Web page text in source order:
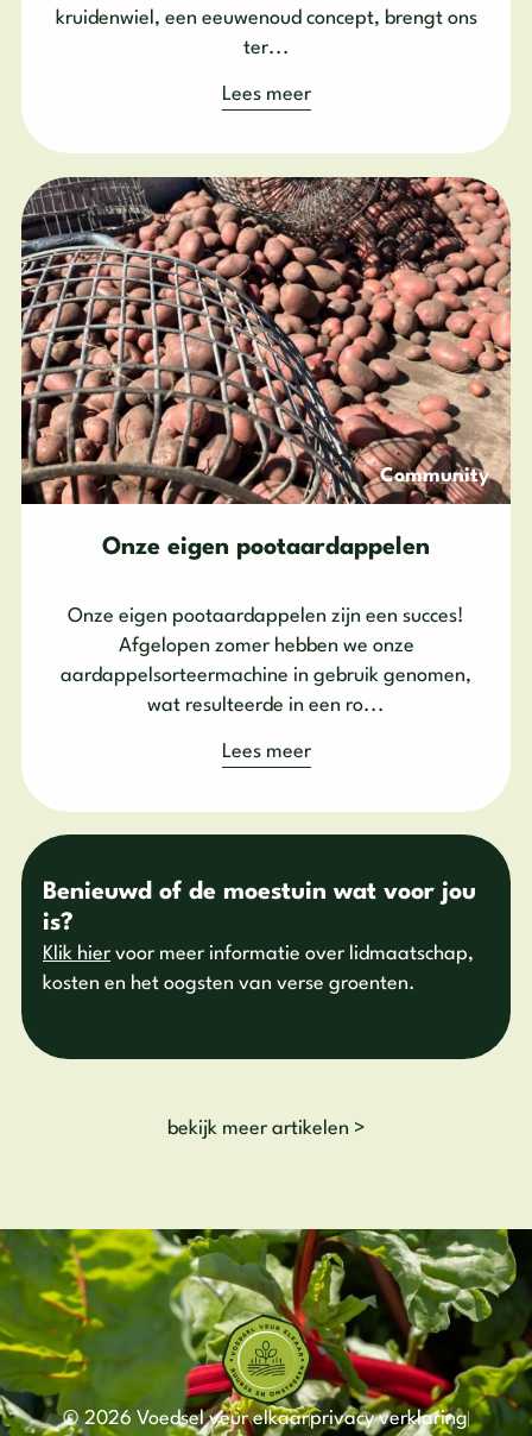
kruidenwiel, een eeuwenoud concept, brengt ons
ter...
Lees meer
Community
Onze eigen pootaardappelen
Onze eigen pootaardappelen zijn een succes!
Afgelopen zomer hebben we onze
aardappelsorteermachine in gebruik genomen,
wat resulteerde in een ro...
Lees meer
Benieuwd of de moestuin wat voor jou
is?
Klik hier voor meer informatie over lidmaatschap,
kosten en het oogsten van verse groenten.
bekijk meer artikelen >
© 2026 Voedsel veur elkaarprivacy verklaring